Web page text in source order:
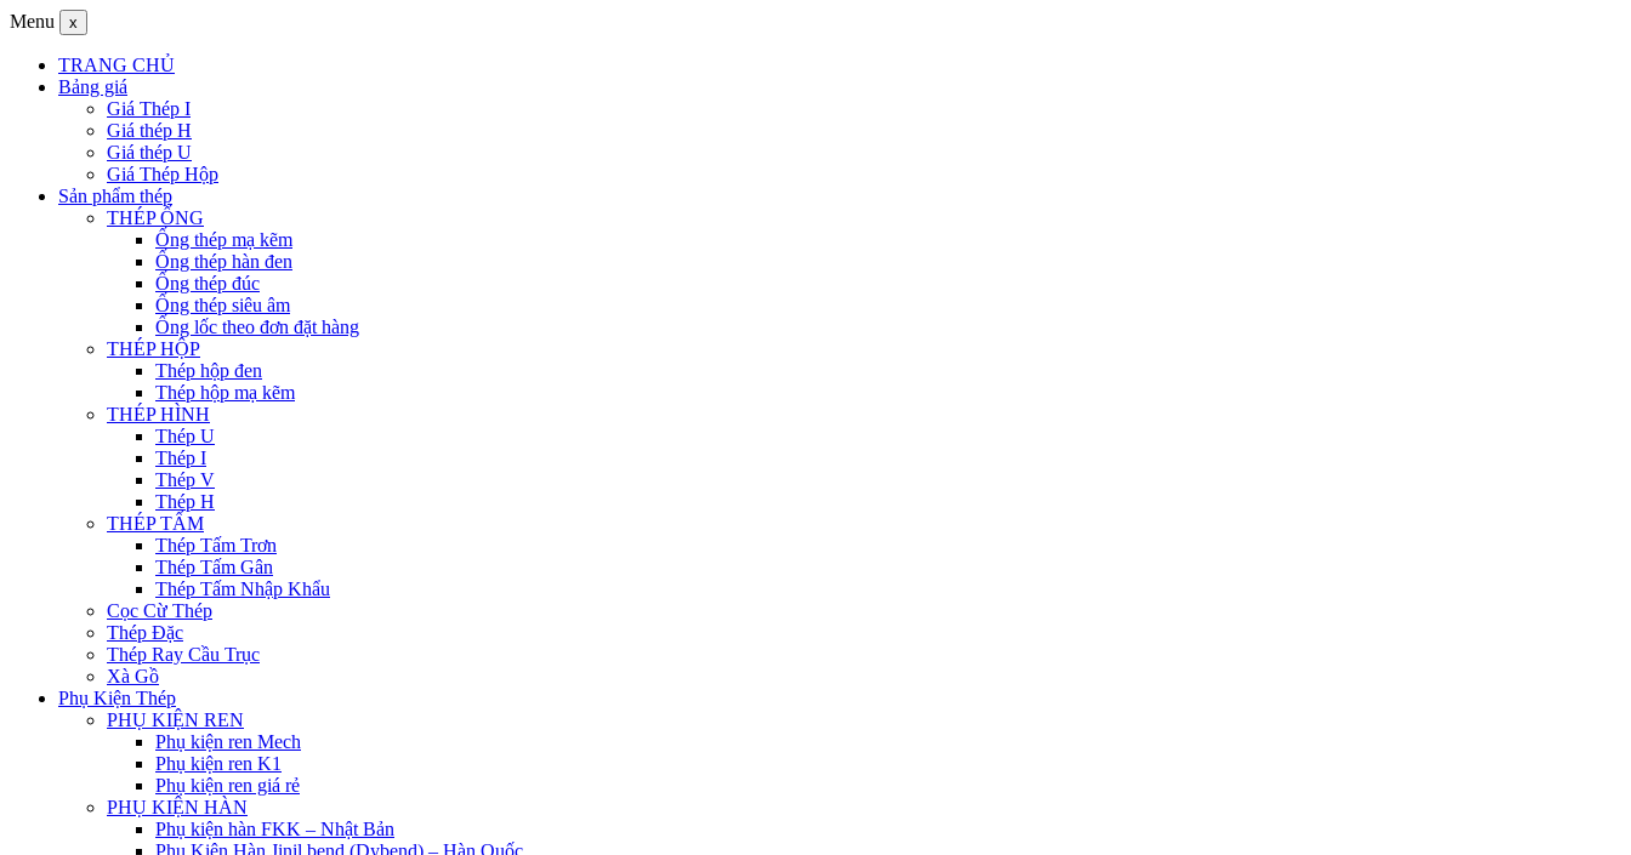
Menu x
TRANG CHỦ
Bảng giá
Giá Thép I
Giá thép H
Giá thép U
Giá Thép Hộp
Sản phẩm thép
THÉP ỐNG
Ống thép mạ kẽm
Ống thép hàn đen
Ống thép đúc
Ống thép siêu âm
Ống lốc theo đơn đặt hàng
THÉP HỘP
Thép hộp đen
Thép hộp mạ kẽm
THÉP HÌNH
Thép U
Thép I
Thép V
Thép H
THÉP TẤM
Thép Tấm Trơn
Thép Tấm Gân
Thép Tấm Nhập Khẩu
Cọc Cừ Thép
Thép Đặc
Thép Ray Cầu Trục
Xà Gồ
Phụ Kiện Thép
PHỤ KIỆN REN
Phụ kiện ren Mech
Phụ kiện ren K1
Phụ kiện ren giá rẻ
PHỤ KIỆN HÀN
Phụ kiện hàn FKK – Nhật Bản
Phụ Kiện Hàn Jinil bend (Dybend) – Hàn Quốc